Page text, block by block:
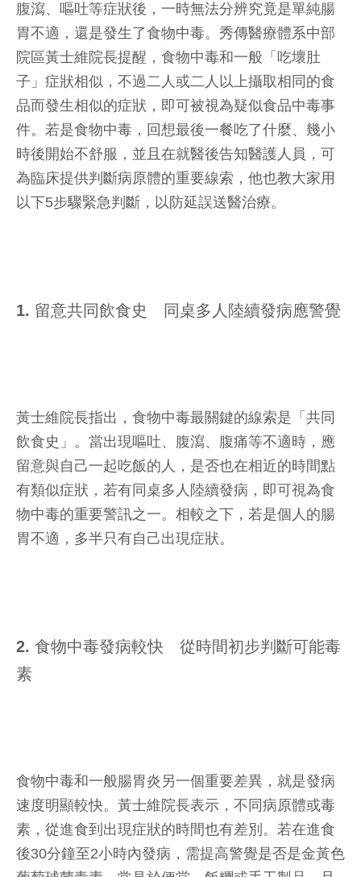
腹瀉、嘔吐等症狀後，一時無法分辨究竟是單純腸
胃不適，還是發生了食物中毒。秀傳醫療體系中部
院區黃士維院長提醒，食物中毒和一般「吃壞肚
子」症狀相似，不過二人或二人以上攝取相同的食
品而發生相似的症狀，即可被視為疑似食品中毒事
件。若是食物中毒，回想最後一餐吃了什麼、幾小
時後開始不舒服，並且在就醫後告知醫護人員，可
為臨床提供判斷病原體的重要線索，他也教大家用
以下5步驟緊急判斷，以防延誤送醫治療。
1. 留意共同飲食史 同桌多人陸續發病應警覺
黃士維院長指出，食物中毒最關鍵的線索是「共同
飲食史」。當出現嘔吐、腹瀉、腹痛等不適時，應
留意與自己一起吃飯的人，是否也在相近的時間點
有類似症狀，若有同桌多人陸續發病，即可視為食
物中毒的重要警訊之一。相較之下，若是個人的腸
胃不適，多半只有自己出現症狀。
2. 食物中毒發病較快 從時間初步判斷可能毒
素
食物中毒和一般腸胃炎另一個重要差異，就是發病
速度明顯較快。黃士維院長表示，不同病原體或毒
素，從進食到出現症狀的時間也有差別。若在進食
後30分鐘至2小時內發病，需提高警覺是否是金黃色